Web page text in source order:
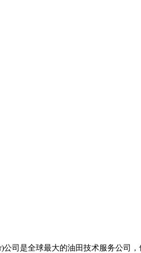
公司是全球最大的油田技术服务公